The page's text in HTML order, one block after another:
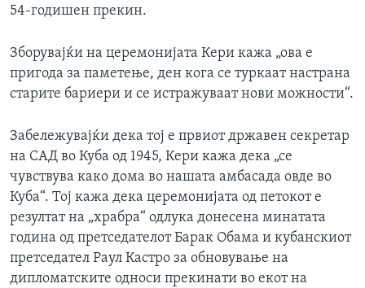
54-годишен прекин.
Зборувајќи на церемонијата Кери кажа „ова е
пригода за паметење, ден кога се туркаат настрана
старите бариери и се истражуваат нови можности“.
Забележувајќи дека тој е првиот државен секретар
на САД во Куба од 1945, Кери кажа дека „се
чувствува како дома во нашата амбасада овде во
Куба“. Тој кажа дека церемонијата од петокот е
резултат на „храбра“ одлука донесена минатата
година од претседателот Барак Обама и кубанскиот
претседател Раул Кастро за обновување на
дипломатските односи прекинати во екот на